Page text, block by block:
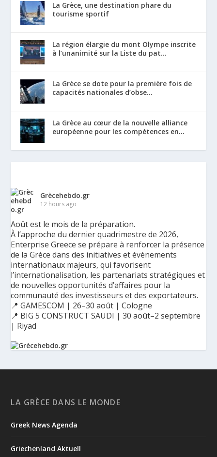
La Grèce, une destination phare du
tourisme sportif
La région élargie du mont Olympe inscrite
à l’unanimité sur la Liste du pat...
La Grèce se dote pour la première fois de
capacités nationales d’obse...
La Grèce au cœur de la nouvelle alliance
européenne pour les compétences en...
Grècehebdo.gr
12 hours ago
Août est le mois de la préparation.
À l’approche du dernier quadrimestre de 2026,
Enterprise Greece se prépare à renforcer la présence
de la Grèce dans des initiatives et événements
internationaux majeurs, qui favorisent
l’internationalisation, les partenariats stratégiques et
de nouvelles opportunités d’affaires pour la
communauté des investisseurs et des exportateurs.
📍 GAMESCOM | 26–30 août | Cologne
📍 BIG 5 CONSTRUCT SAUDI | 30 août–2 septembre
| Riyad
Ελλάδας σε διεθνείς δράσεις, που ενισχύουν την
εξωστρέφεια, τις συνεργασίες και τις νέες επιχειρηματικές
GAMESCOM | 26–30 Αυγούστου| Κολωνία
Ριάντ
LA GRÈCE DANS LE MONDE
Greek News Agenda
Griechenland Aktuell